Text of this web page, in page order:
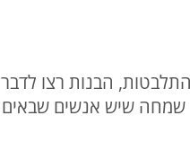
הבנות רצו לדבר
שמחה שיש אנשים שבאים